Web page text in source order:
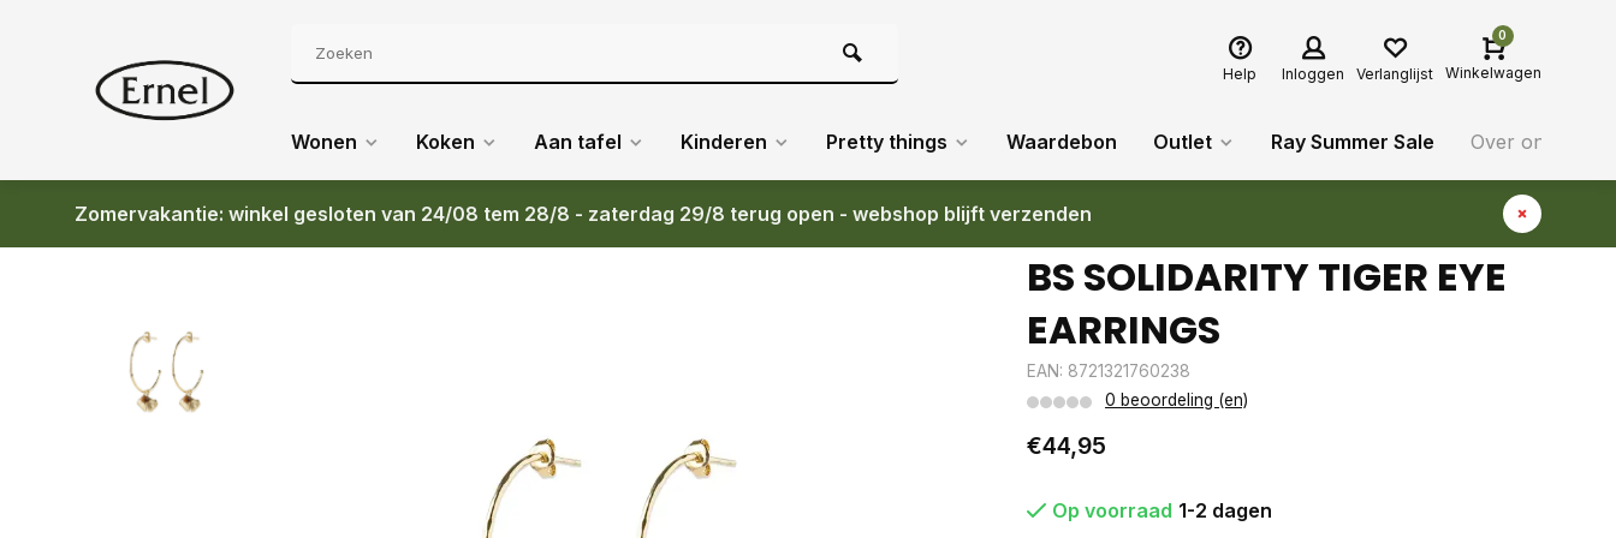
Help Inloggen Verlanglijst
0
Winkelwagen
Wonen Koken Aan tafel Kinderen Pretty things Waardebon Outlet Ray Summer Sale Over ons
Zomervakantie: winkel gesloten van 24/08 tem 28/8 - zaterdag 29/8 terug open - webshop blijft verzenden
Terug BS SOLIDARITY TIGER EYE EARRINGS
BS SOLIDARITY TIGER EYE
EARRINGS
EAN: 8721321760238
0 beoordeling (en)
€44,95
Op voorraad 1-2 dagen